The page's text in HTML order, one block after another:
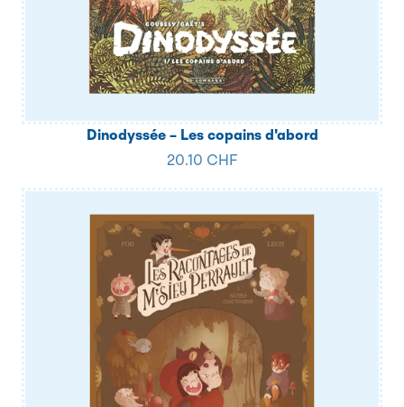
Dinodyssée – Les copains d'abord
20.10 CHF